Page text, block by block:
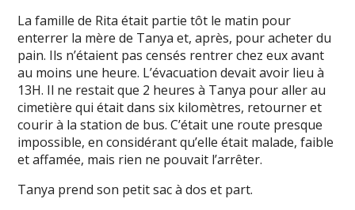
La famille de Rita était partie tôt le matin pour
enterrer la mère de Tanya et, après, pour acheter du
pain. Ils n’étaient pas censés rentrer chez eux avant
au moins une heure. L’évacuation devait avoir lieu à
13H. Il ne restait que 2 heures à Tanya pour aller au
cimetière qui était dans six kilomètres, retourner et
courir à la station de bus. C’était une route presque
impossible, en considérant qu’elle était malade, faible
et affamée, mais rien ne pouvait l’arrêter.
Tanya prend son petit sac à dos et part.